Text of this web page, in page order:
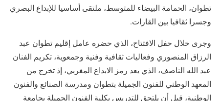
تطوان، الحمامة البيضاء للمتوسط، ملتقى أساسيا للإبداع البصري
وجسرا ثقافيا بين القارات.
وجرى خلال حفل الافتتاح، الذي حضره عامل إقليم تطوان عبد
الرزاق المنصوري وفعاليات ثقافية وفنية وجمعوية، تكريم الفنان
عبد الله الناصف، الذي يعد رمز الابداع المغربي، إذ تخرج من
المعهد الوطني للفنون الجميلة بتطوان ومدرسة الصنائع والفنون
الوطنية، قبل أن يلتحق للتدريس بكلية الفنون الجميلة بجامعة